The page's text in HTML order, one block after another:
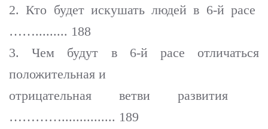
2. Кто будет искушать людей в 6-й расе
……......... 188
3. Чем будут в 6-й расе отличаться
положительная и
отрицательная ветви развития
…………............... 189